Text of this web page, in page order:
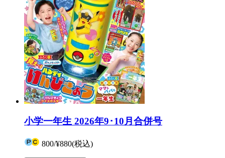
小学一年生 2026年9･10月合併号
800/¥880(税込)